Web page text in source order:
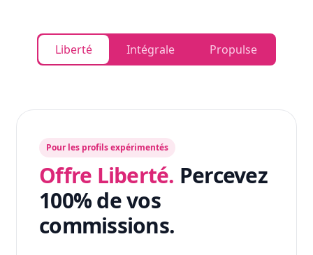
Liberté Intégrale Propulse
Pour les profils expérimentés
Offre Liberté. Percevez
100% de vos
commissions.